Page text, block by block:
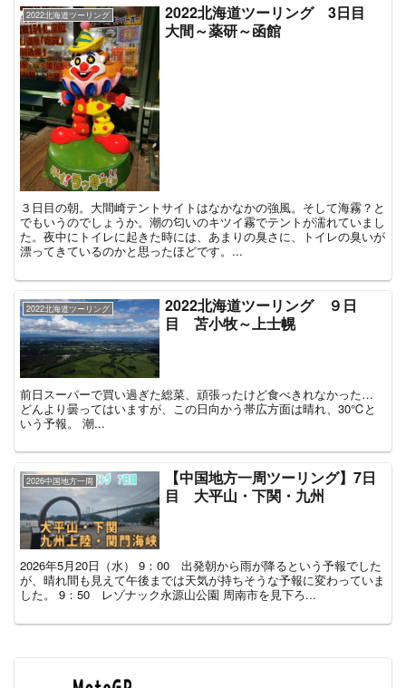
2022北海道ツーリング
2022北海道ツーリング 3日目
大間～薬研～函館
３日目の朝。大間崎テントサイトはなかなかの強風。そして海霧？と
でもいうのでしょうか。潮の匂いのキツイ霧でテントが濡れていまし
た。夜中にトイレに起きた時には、あまりの臭さに、トイレの臭いが
漂ってきているのかと思ったほどです。...
2022北海道ツーリング
2022北海道ツーリング ９日
目 苫小牧～上士幌
前日スーパーで買い過ぎた総菜、頑張ったけど食べきれなかった…
どんより曇ってはいますが、この日向かう帯広方面は晴れ、30℃と
いう予報。 潮...
2026中国地方一周
【中国地方一周ツーリング】7日
目 大平山・下関・九州
2026年5月20日（水） 9：00 出発朝から雨が降るという予報でした
が、晴れ間も見えて午後までは天気が持ちそうな予報に変わっていま
した。 9：50 レゾナック永源山公園 周南市を見下ろ...